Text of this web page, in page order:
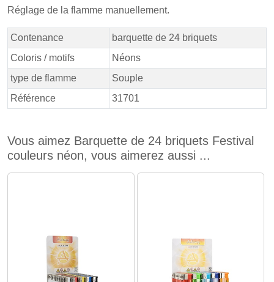
Réglage de la flamme manuellement.
Contenance
barquette de 24 briquets
Coloris / motifs
Néons
type de flamme
Souple
Référence
31701
Vous aimez Barquette de 24 briquets Festival
couleurs néon, vous aimerez aussi ...